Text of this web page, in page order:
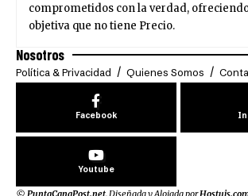
comprometidos con la verdad,
objetiva que no tiene Precio.
Nosotros
Política & Privacidad Quienes Somos
Facebook
Youtube
© PuntaCanaPost.net. Diseñada y Alojada por